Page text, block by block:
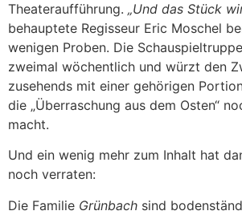
Theateraufführung. „Und das Stück
behauptete Regisseur Eric Moschel
wenigen Proben. Die
zweimal wöchentlich und würzt den
zusehends mit einer gehörigen
die „Überraschung aus dem Osten“
macht.
Und ein wenig mehr zum Inhalt hat
noch verraten:
Die Familie Grünbach sind